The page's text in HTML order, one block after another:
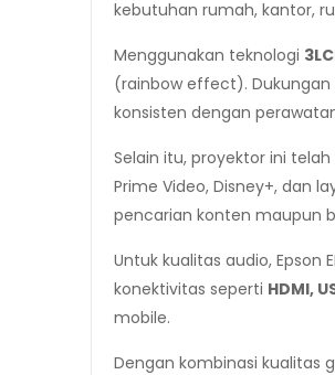
kebutuhan rumah, kantor,
Menggunakan teknologi
(rainbow effect).
konsisten dengan
Selain itu, proyektor ini telah
Prime Video, Disney+, dan
pencarian konten maupun
Untuk kualitas audio, Epson
konektivitas seperti HDMI,
mobile.
Dengan kombinasi kualitas